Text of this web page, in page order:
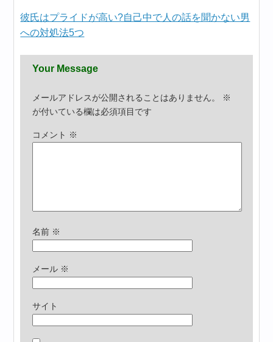
彼氏はプライドが高い?自己中で人の話を聞かない男
への対処法5つ
Your Message
メールアドレスが公開されることはありません。
※
が付いている欄は必須項目です
コメント ※
名前 ※
メール ※
サイト